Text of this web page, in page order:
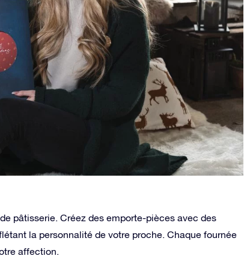
pâtisserie. Créez des emporte-pièces avec des
la personnalité de votre proche. Chaque fournée
affection.